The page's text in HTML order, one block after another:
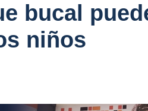
bucal
niños